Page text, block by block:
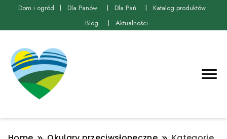
Dom i ogród Dla Panów Dla Pań
Katalog produktów
Blog
Aktualności